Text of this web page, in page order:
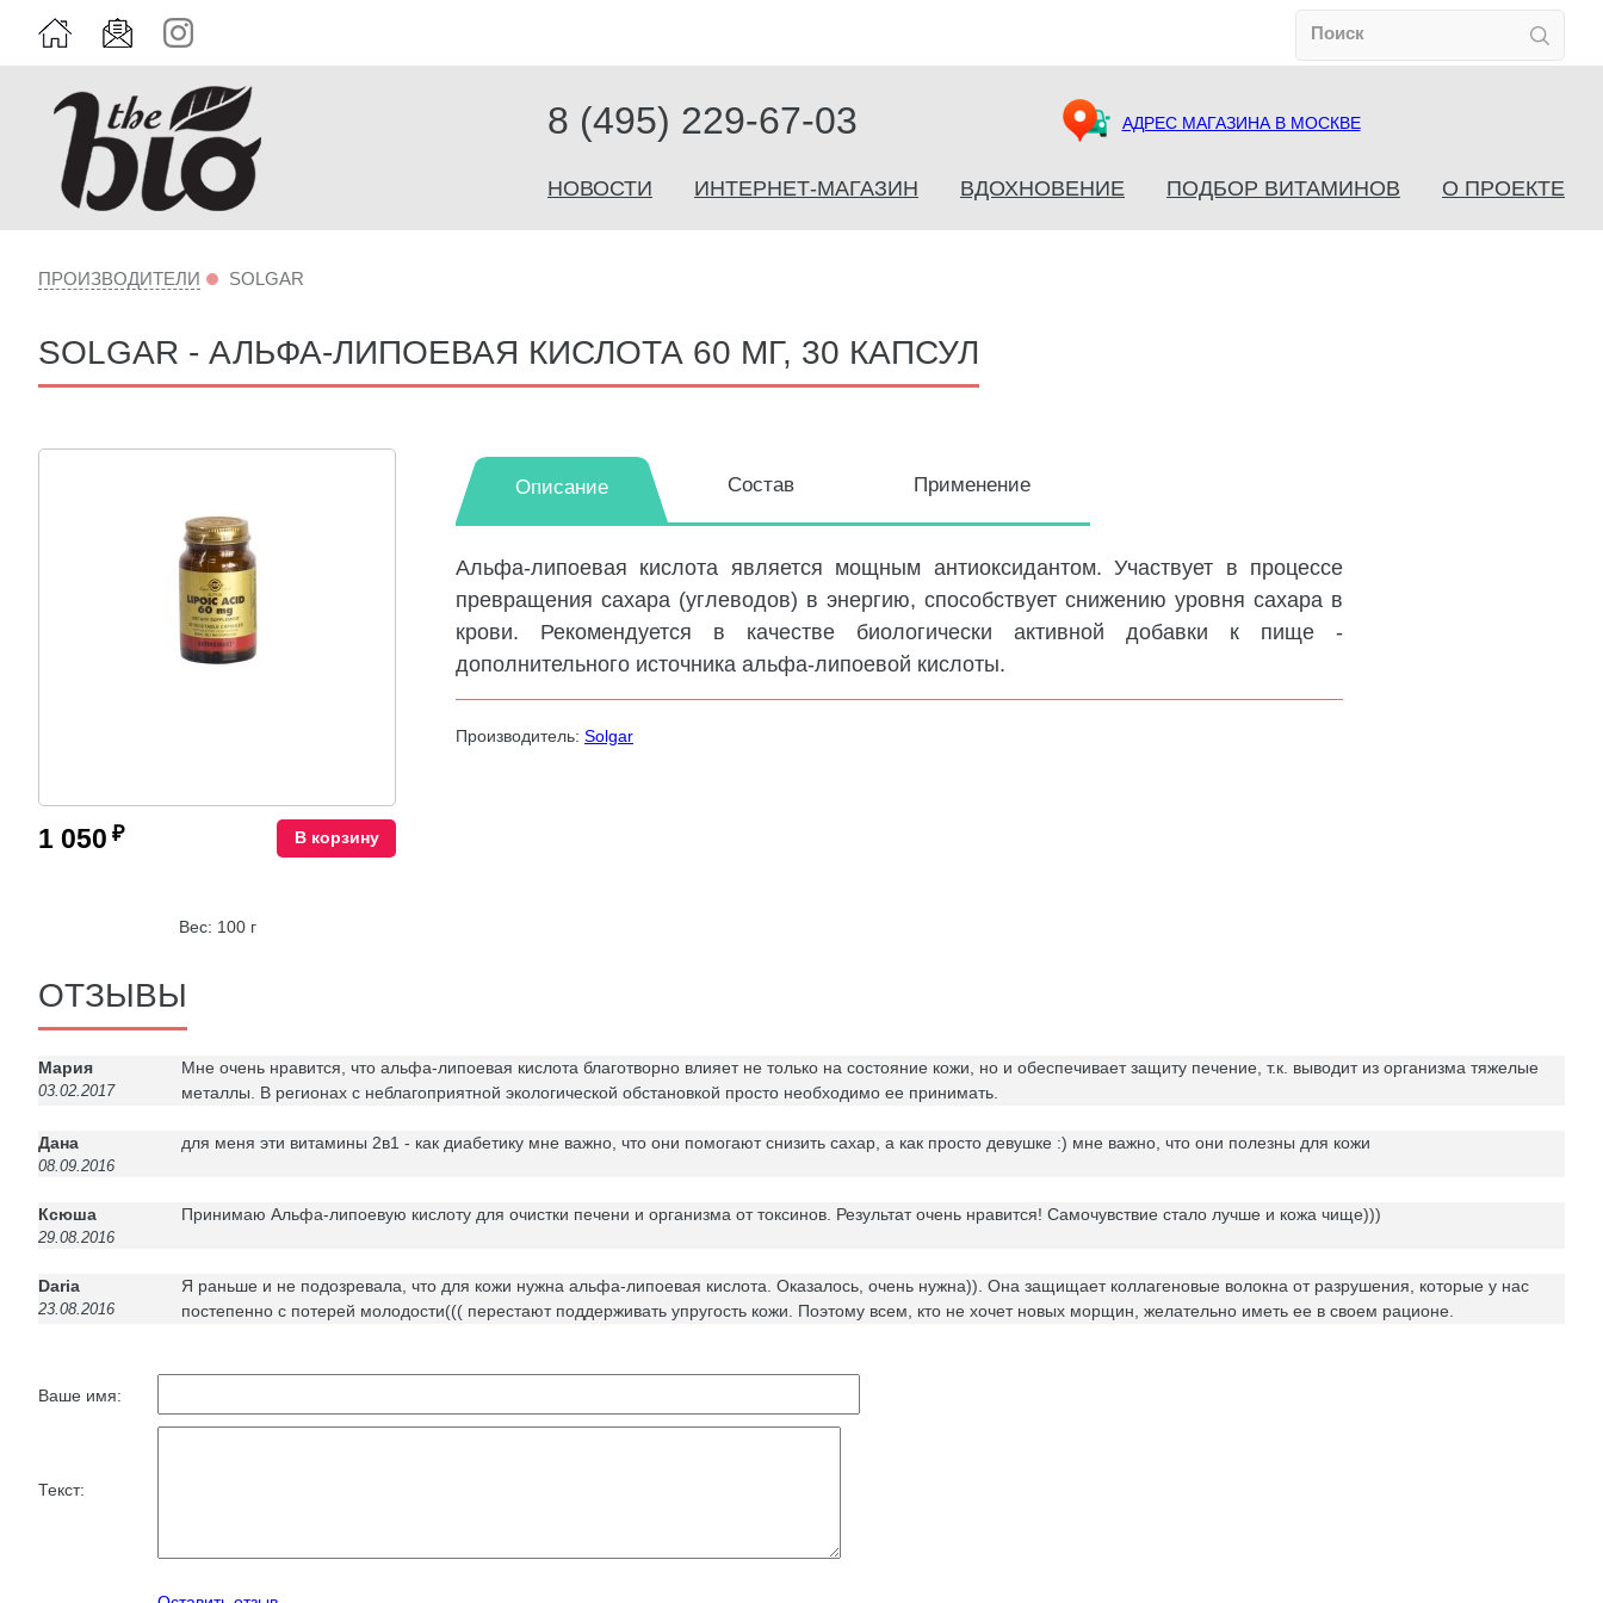
8 (495) 229-67-03 АДРЕС МАГАЗИНА В МОСКВЕ
НОВОСТИ ИНТЕРНЕТ-МАГАЗИН ВДОХНОВЕНИЕ ПОДБОР ВИТАМИНОВ О ПРОЕКТЕ
ПРОИЗВОДИТЕЛИ SOLGAR
SOLGAR - АЛЬФА-ЛИПОЕВАЯ КИСЛОТА 60 МГ, 30 КАПСУЛ
Вес: 100 г
1 050 ₽ В корзину
Описание Состав Применение
Альфа-липоевая кислота является мощным антиоксидантом. Участвует в процессе
превращения сахара (углеводов) в энергию, способствует снижению уровня сахара в
крови. Рекомендуется в качестве биологически активной добавки к пище -
дополнительного источника альфа-липоевой кислоты.
Производитель: Solgar
ОТЗЫВЫ
Мария
03.02.2017
Мне очень нравится, что альфа-липоевая кислота благотворно влияет не только на состояние кожи, но и обеспечивает защиту печение, т.к. выводит из организма тяжелые
металлы. В регионах с неблагоприятной экологической обстановкой просто необходимо ее принимать.
Дана
08.09.2016
для меня эти витамины 2в1 - как диабетику мне важно, что они помогают снизить сахар, а как просто девушке :) мне важно, что они полезны для кожи
Ксюша
29.08.2016
Принимаю Альфа-липоевую кислоту для очистки печени и организма от токсинов. Результат очень нравится! Самочувствие стало лучше и кожа чище)))
Daria
23.08.2016
Я раньше и не подозревала, что для кожи нужна альфа-липоевая кислота. Оказалось, очень нужна)). Она защищает коллагеновые волокна от разрушения, которые у нас
постепенно с потерей молодости((( перестают поддерживать упругость кожи. Поэтому всем, кто не хочет новых морщин, желательно иметь ее в своем рационе.
Ваше имя:
Текст: